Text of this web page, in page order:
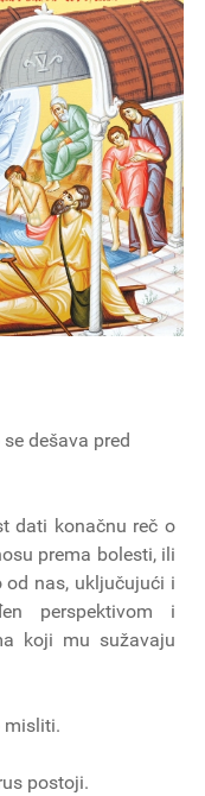
dešava pred
dati konačnu reč o
prema bolesti, ili
od nas, uključujući i
perspektivom i
koji mu sužavaju
misliti.
postoji.